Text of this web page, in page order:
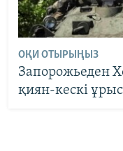
ОҚИ ОТЫРЫҢЫЗ
Запорожьеден
қиян-кескі